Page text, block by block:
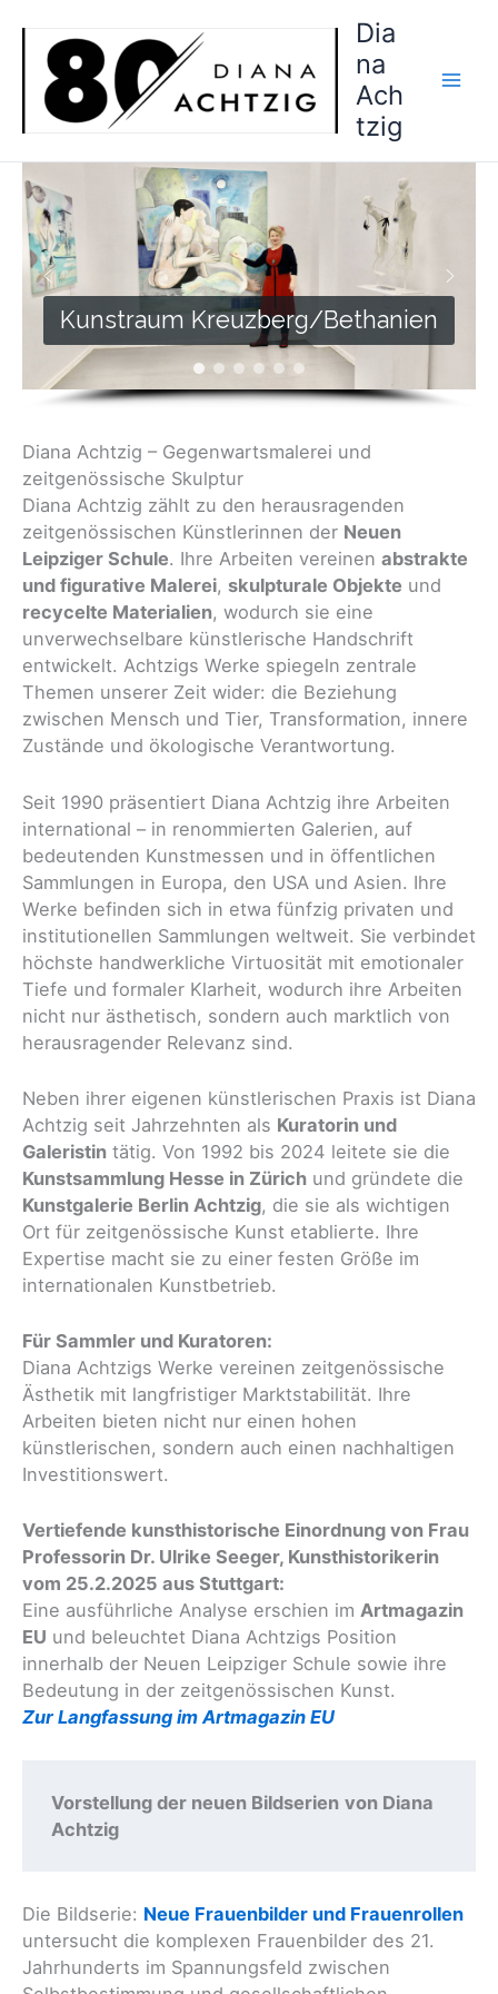
springen
Dia
na
Ach
tzig
Kunstraum Kreuzberg/Bethanien
Diana Achtzig – Gegenwartsmalerei und
zeitgenössische Skulptur
Diana Achtzig zählt zu den herausragenden
zeitgenössischen Künstlerinnen der Neuen
Leipziger Schule. Ihre Arbeiten vereinen abstrakte
und figurative Malerei, skulpturale Objekte und
recycelte Materialien, wodurch sie eine
unverwechselbare künstlerische Handschrift
entwickelt. Achtzigs Werke spiegeln zentrale
Themen unserer Zeit wider: die Beziehung
zwischen Mensch und Tier, Transformation, innere
Zustände und ökologische Verantwortung.
Seit 1990 präsentiert Diana Achtzig ihre Arbeiten
international – in renommierten Galerien, auf
bedeutenden Kunstmessen und in öffentlichen
Sammlungen in Europa, den USA und Asien. Ihre
Werke befinden sich in etwa fünfzig privaten und
institutionellen Sammlungen weltweit. Sie verbindet
höchste handwerkliche Virtuosität mit emotionaler
Tiefe und formaler Klarheit, wodurch ihre Arbeiten
nicht nur ästhetisch, sondern auch marktlich von
herausragender Relevanz sind.
Neben ihrer eigenen künstlerischen Praxis ist Diana
Achtzig seit Jahrzehnten als Kuratorin und
Galeristin tätig. Von 1992 bis 2024 leitete sie die
Kunstsammlung Hesse in Zürich und gründete die
Kunstgalerie Berlin Achtzig, die sie als wichtigen
Ort für zeitgenössische Kunst etablierte. Ihre
Expertise macht sie zu einer festen Größe im
internationalen Kunstbetrieb.
Für Sammler und Kuratoren:
Diana Achtzigs Werke vereinen zeitgenössische
Ästhetik mit langfristiger Marktstabilität. Ihre
Arbeiten bieten nicht nur einen hohen
künstlerischen, sondern auch einen nachhaltigen
Investitionswert.
Vertiefende kunsthistorische Einordnung von Frau
Professorin Dr. Ulrike Seeger, Kunsthistorikerin
vom 25.2.2025 aus Stuttgart:
Eine ausführliche Analyse erschien im Artmagazin
EU und beleuchtet Diana Achtzigs Position
innerhalb der Neuen Leipziger Schule sowie ihre
Bedeutung in der zeitgenössischen Kunst.
Zur Langfassung im Artmagazin EU
Vorstellung der neuen Bildserien von Diana
Achtzig
Die Bildserie: Neue Frauenbilder und Frauenrollen
untersucht die komplexen Frauenbilder des 21.
Jahrhunderts im Spannungsfeld zwischen